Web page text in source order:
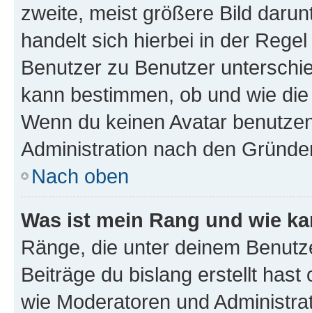
zweite, meist größere Bild
handelt sich hierbei in der
Benutzer zu Benutzer
kann bestimmen, ob und wie
Wenn du keinen Avatar
Administration nach den
Nach oben
Was ist mein Rang und wie
Ränge, die unter deinem
Beiträge du bislang erstellt
wie Moderatoren und